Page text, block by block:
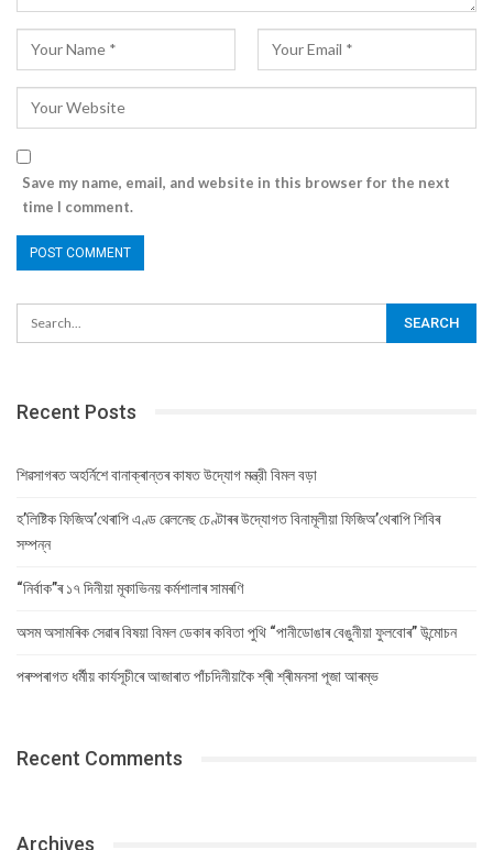
Save my name, email, and website in this browser for the next
time I comment.
Recent Posts
শিৱসাগৰত অহৰ্নিশে বানাক্ৰান্তৰ কাষত উদ্যোগ মন্ত্রী বিমল বড়া
হ’লিষ্টিক ফিজিঅ’থেৰাপি এণ্ড ৱেলনেছ চেণ্টাৰৰ উদ্যোগত বিনামূলীয়া ফিজিঅ’থেৰাপি শিবিৰ
সম্পন্ন
“নিৰ্বাক”ৰ ১৭ দিনীয়া মূকাভিনয় কৰ্মশালাৰ সামৰণি
অসম অসামৰিক সেৱাৰ বিষয়া বিমল ডেকাৰ কবিতা পুথি “পানীডোঙাৰ বেঙুনীয়া ফুলবোৰ” উন্মোচন
পৰম্পৰাগত ধৰ্মীয় কাৰ্যসূচীৰে আজাৰাত পাঁচদিনীয়াকৈ শ্ৰী শ্ৰীমনসা পূজা আৰম্ভ
Recent Comments
Archives